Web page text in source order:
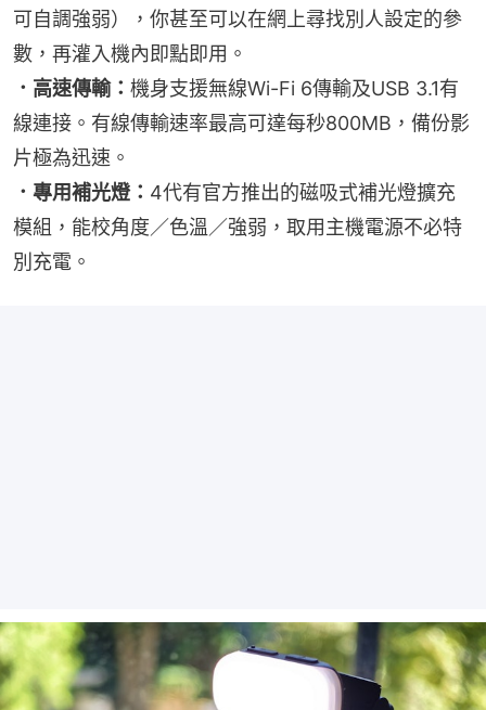
可自調強弱），你甚至可以在網上尋找別人設定的參
數，再灌入機內即點即用。
．高速傳輸： 機身支援無線Wi-Fi 6傳輸及USB 3.1有
線連接。有線傳輸速率最高可達每秒800MB，備份影
片極為迅速。
．專用補光燈： 4代有官方推出的磁吸式補光燈擴充
模組，能校角度／色溫／強弱，取用主機電源不必特
別充電。